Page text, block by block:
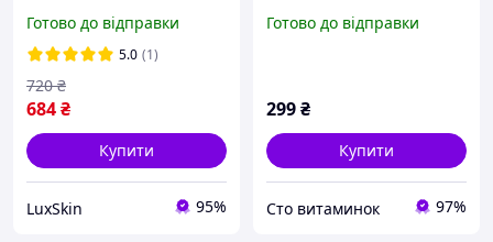
Moisturizing Cream
Ceramide 100 мл
Готово до відправки
5.0 (1)
684₴
720 ₴
Купити
LuxSkin 95%
Готово до відправки
299₴
Купити
Сто витаминок 97%